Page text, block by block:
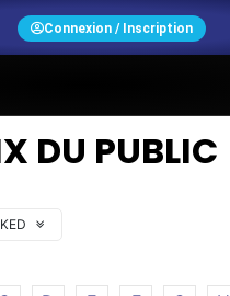
Connexion / Inscription
DU PUBLIC